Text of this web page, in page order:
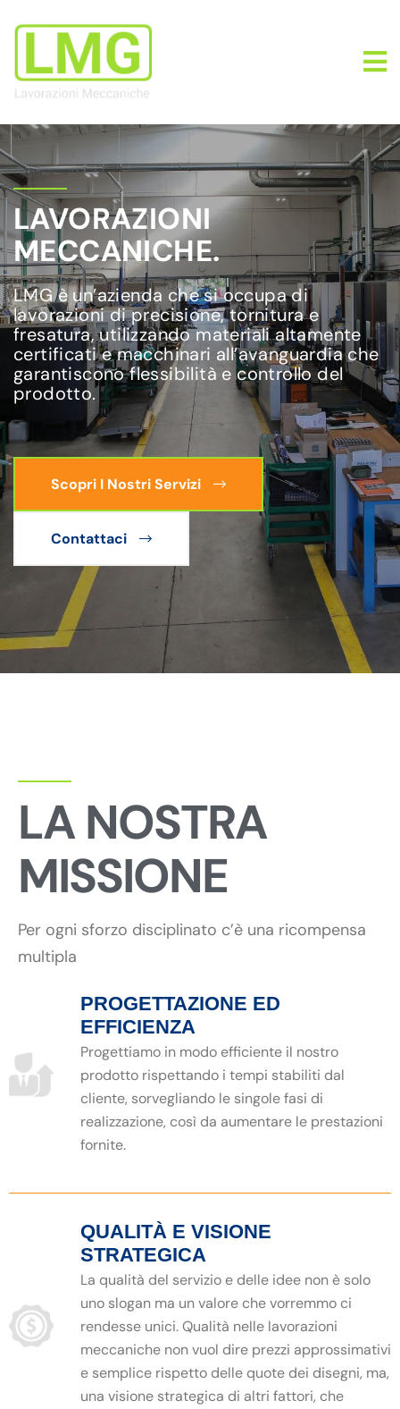
LAVORAZIONI
MECCANICHE.
LMG è un’azienda che si occupa di
lavorazioni di precisione, tornitura e
fresatura, utilizzando materiali altamente
certificati e macchinari all’avanguardia che
garantiscono flessibilità e controllo del
prodotto.
Scopri I Nostri Servizi
Contattaci
LA NOSTRA
MISSIONE
Per ogni sforzo disciplinato c’è una ricompensa
multipla
PROGETTAZIONE ED
EFFICIENZA
Progettiamo in modo efficiente il nostro
prodotto rispettando i tempi stabiliti dal
cliente, sorvegliando le singole fasi di
realizzazione, così da aumentare le prestazioni
fornite.
QUALITÀ E VISIONE
STRATEGICA
La qualità del servizio e delle idee non è solo
uno slogan ma un valore che vorremmo ci
rendesse unici. Qualità nelle lavorazioni
meccaniche non vuol dire prezzi approssimativi
e semplice rispetto delle quote dei disegni, ma,
una visione strategica di altri fattori, che